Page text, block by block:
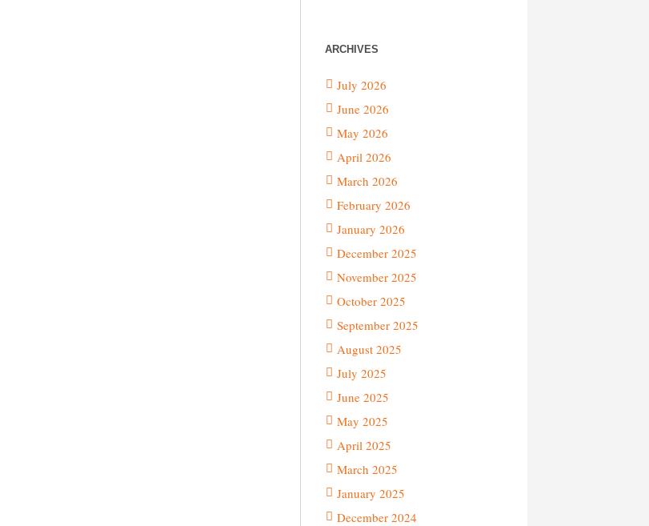
ARCHIVES
July 2026
June 2026
May 2026
April 2026
March 2026
February 2026
January 2026
December 2025
November 2025
October 2025
September 2025
August 2025
July 2025
June 2025
May 2025
April 2025
March 2025
January 2025
December 2024